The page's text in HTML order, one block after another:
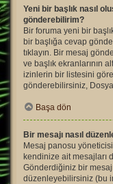
Yeni bir başlık nasıl
gönderebilirim?
Bir foruma yeni bir
bir başlığa cevap
tıklayın. Bir mesaj
ve başlık ekranlarının
izinlerin bir listesini
gönderebilirsiniz,
Başa dön
Bir mesajı nasıl
Mesaj panosu
kendinize ait mesajları
Gönderdiğiniz bir
düzenleyebilirsiniz (bu